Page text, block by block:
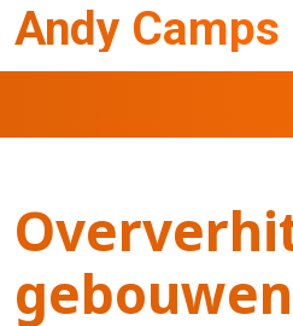
Overslaan en naar de inhoud
Andy Camps
gebouwen